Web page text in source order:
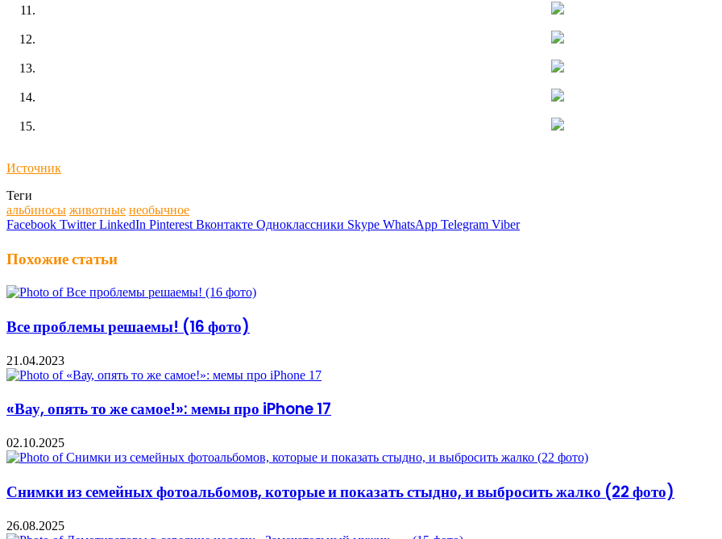
Источник
Теги
альбиносы животные необычное
Facebook Twitter LinkedIn Pinterest Вконтакте Одноклассники Skype WhatsApp Telegram Viber
Похожие статьи
Все проблемы решаемы! (16 фото)
21.04.2023
«Вау, опять то же самое!»: мемы про iPhone 17
02.10.2025
Снимки из семейных фотоальбомов, которые и показать стыдно, и выбросить жалко (22 фото)
26.08.2025